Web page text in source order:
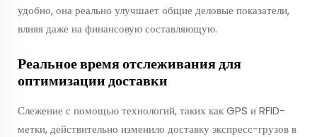
удобно, она реально улучшает общие деловые показатели,
влияя даже на финансовую составляющую.
Реальное время отслеживания для
оптимизации доставки
Слежение с помощью технологий, таких как GPS и RFID-
метки, действительно изменило доставку экспресс-грузов в